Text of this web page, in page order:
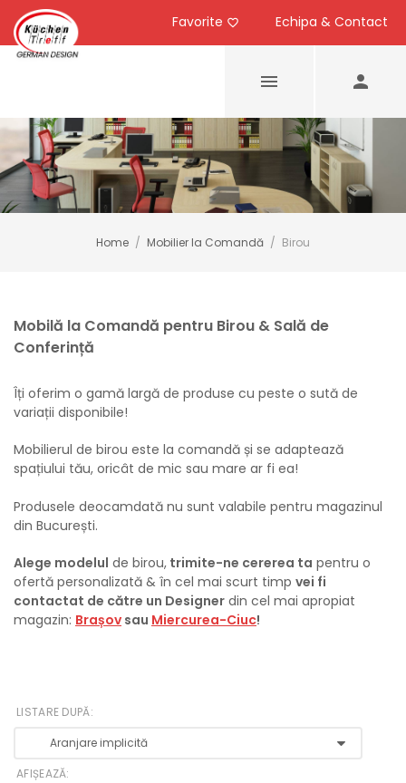
Echipa & Contact
Favorite
Home / Mobilier la Comandă / Birou
Mobilă la Comandă pentru Birou & Sală de
Conferință
Îți oferim o gamă largă de produse cu peste o sută de
variații disponibile!
Mobilierul de birou este la comandă și se adaptează
spațiului tău, oricât de mic sau mare ar fi ea!
Produsele deocamdată nu sunt valabile pentru magazinul
din București.
Alege modelul de birou, trimite-ne cererea ta pentru o
ofertă personalizată & în cel mai scurt timp vei fi
contactat de către un Designer din cel mai apropiat
magazin: Brașov sau Miercurea-Ciuc!
LISTARE DUPĂ:
AFIȘEAZĂ: